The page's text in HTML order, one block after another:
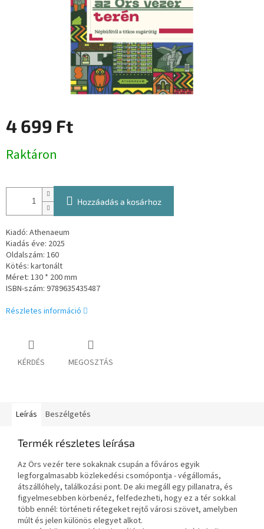
4 699 Ft
Raktáron
Hozzáadás a kosárhoz
Kiadó: Athenaeum
Kiadás éve: 2025
Oldalszám: 160
Kötés: kartonált
Méret: 130 * 200 mm
ISBN-szám: 9789635435487
Részletes információ
KÉRDÉS MEGOSZTÁS
Leírás Beszélgetés
Termék részletes leírása
Az Örs vezér tere sokaknak csupán a főváros egyik
legforgalmasabb közlekedési csomópontja - végállomás,
átszállóhely, találkozási pont. De aki megáll egy pillanatra, és
figyelmesebben körbenéz, felfedezheti, hogy ez a tér sokkal
több ennél: történeti rétegeket rejtő városi szövet, amelyben
múlt és jelen különös elegyet alkot.